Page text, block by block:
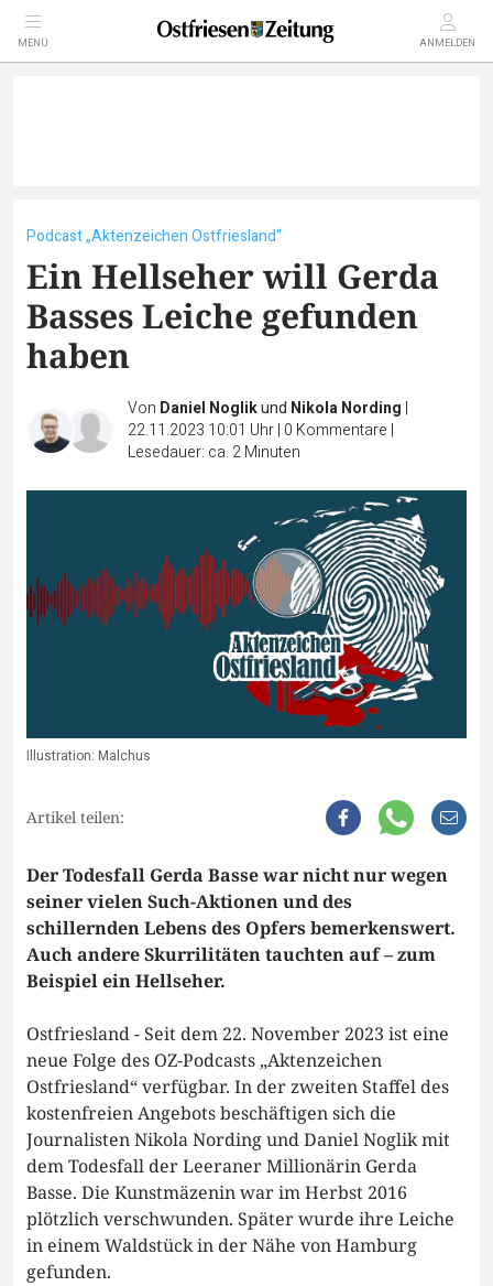
MENÜ ANMELDEN
Podcast „Aktenzeichen Ostfriesland“
Ein Hellseher will Gerda
Basses Leiche gefunden
haben
Von Daniel Noglikund Nikola Nording |
22.11.2023 10:01 Uhr| 0 Kommentare |
Lesedauer: ca. 2 Minuten
Illustration: Malchus
Artikel teilen:
Der Todesfall Gerda Basse war nicht nur wegen
seiner vielen Such-Aktionen und des
schillernden Lebens des Opfers bemerkenswert.
Auch andere Skurrilitäten tauchten auf – zum
Beispiel ein Hellseher.
Ostfriesland - Seit dem 22. November 2023 ist eine
neue Folge des OZ-Podcasts „Aktenzeichen
Ostfriesland“ verfügbar. In der zweiten Staffel des
kostenfreien Angebots beschäftigen sich die
Journalisten Nikola Nording und Daniel Noglik mit
dem Todesfall der Leeraner Millionärin Gerda
Basse. Die Kunstmäzenin war im Herbst 2016
plötzlich verschwunden. Später wurde ihre Leiche
in einem Waldstück in der Nähe von Hamburg
gefunden.